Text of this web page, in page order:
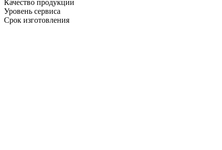
Качество продукции
Уровень сервиса
Срок изготовления